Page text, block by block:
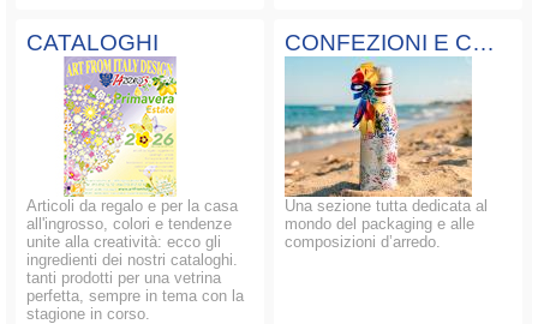
CATALOGHI
Articoli da regalo e per la casa
all'ingrosso, colori e tendenze
unite alla creatività: ecco gli
ingredienti dei nostri cataloghi.
tanti prodotti per una vetrina
perfetta, sempre in tema con la
stagione in corso.
CONFEZIONI E COMPOSIZIONI
Una sezione tutta dedicata al
mondo del packaging e alle
composizioni d’arredo.